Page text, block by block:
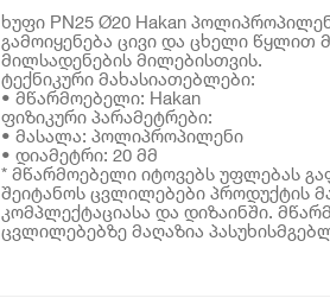
ხუფი PN25 Ø20 Hakan
გამოიყენება ცივი და ცხელი წყლით
მილსადენების მილებისთვის.
ტექნიკური მახასიათებლები:
• მწარმოებელი: Hakan
ფიზიკური პარამეტრები:
• მასალა: პოლიპროპილენი
• დიამეტრი: 20 მმ
* მწარმოებელი იტოვებს უფლებას
შეიტანოს ცვლილებები პროდუქტის
კომპლექტაციასა და დიზაინში.
ცვლილებებზე მაღაზია